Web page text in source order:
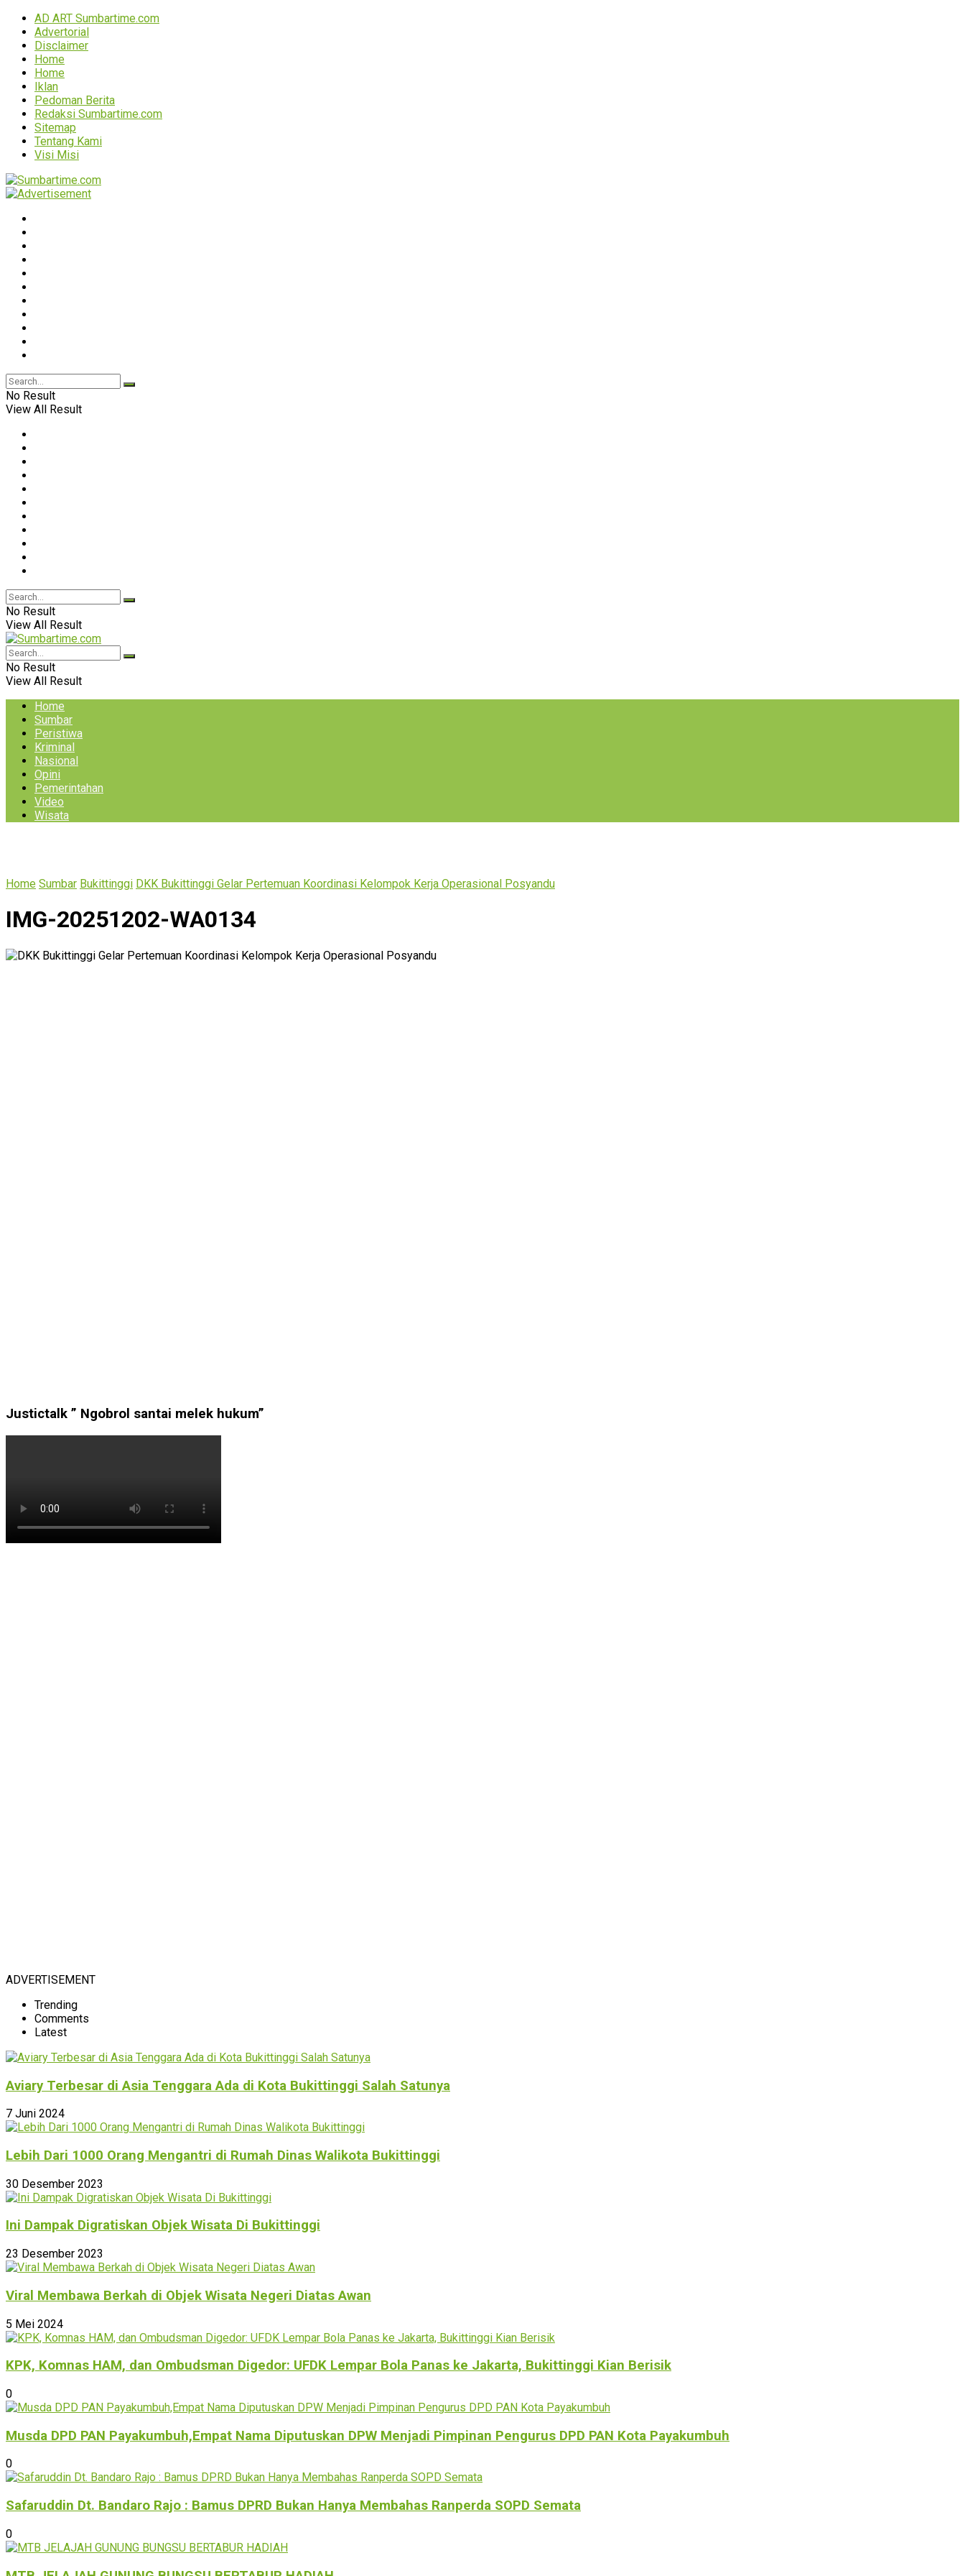
AD ART Sumbartime.com
Advertorial
Disclaimer
Home
Home
Iklan
Pedoman Berita
Redaksi Sumbartime.com
Sitemap
Tentang Kami
Visi Misi
No Result
View All Result
No Result
View All Result
No Result
View All Result
Home
Sumbar
Peristiwa
Kriminal
Nasional
Opini
Pemerintahan
Video
Wisata
Home Sumbar Bukittinggi DKK Bukittinggi Gelar Pertemuan Koordinasi Kelompok Kerja Operasional Posyandu
IMG-20251202-WA0134
Justictalk ” Ngobrol santai melek hukum”
ADVERTISEMENT
Trending
Comments
Latest
Aviary Terbesar di Asia Tenggara Ada di Kota Bukittinggi Salah Satunya
7 Juni 2024
Lebih Dari 1000 Orang Mengantri di Rumah Dinas Walikota Bukittinggi
30 Desember 2023
Ini Dampak Digratiskan Objek Wisata Di Bukittinggi
23 Desember 2023
Viral Membawa Berkah di Objek Wisata Negeri Diatas Awan
5 Mei 2024
KPK, Komnas HAM, dan Ombudsman Digedor: UFDK Lempar Bola Panas ke Jakarta, Bukittinggi Kian Berisik
0
Musda DPD PAN Payakumbuh,Empat Nama Diputuskan DPW Menjadi Pimpinan Pengurus DPD PAN Kota Payakumbuh
0
Safaruddin Dt. Bandaro Rajo : Bamus DPRD Bukan Hanya Membahas Ranperda SOPD Semata
0